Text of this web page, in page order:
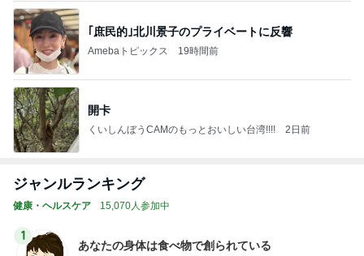
｢庶民的｣北川景子のプライベートに反響
Amebaトピックス 19時間前
開卡
くいしんぼうCAMのもっとおいしい台湾!!!! 2日前
ジャンルランキング
健康・ヘルスケア 15,070人参加中
1
あなたの身体は食べ物で創られている